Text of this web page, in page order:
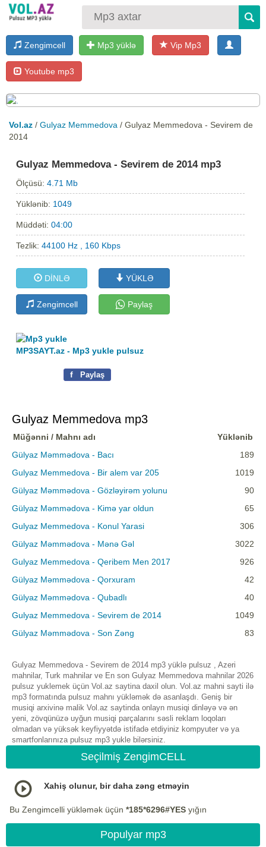
Zengimcell Mp3 yüklə Vip Mp3
Youtube mp3
Vol.az / Gulyaz Memmedova / Gulyaz Memmedova - Sevirem de
2014
Gulyaz Memmedova - Sevirem de 2014 mp3
Ölçüsü:4.71 Mb
Yüklənib: 1049
Müddəti:04:00
Tezlik:44100 Hz , 160 Kbps
DİNLƏ YÜKLƏ
Zengimcell Paylaş
MP3SAYT.az - Mp3 yukle pulsuz
f Paylaş
Gulyaz Memmedova mp3
Müğənni / Mahnı adı
Yüklənib
Gülyaz Məmmədova - Bacı
189
Gulyaz Memmedova - Bir alem var 205
1019
Gülyaz Məmmədova - Gözləyirəm yolunu
90
Gülyaz Məmmədova - Kimə yar oldun
65
Gulyaz Memmedova - Konul Yarasi
306
Gülyaz Məmmədova - Mənə Gəl
3022
Gulyaz Memmedova - Qeribem Men 2017
926
Gülyaz Məmmədova - Qorxuram
42
Gülyaz Məmmədova - Qubadlı
40
Gulyaz Memmedova - Sevirem de 2014
1049
Gülyaz Məmmədova - Son Zəng
83
Gulyaz Memmedova - Sevirem de 2014 mp3 yüklə pulsuz , Azeri
mahnilar, Turk mahnilar ve En son Gulyaz Memmedova mahnilar 2026
pulsuz yuklemek üçün Vol.az saytina daxil olun. Vol.az mahni sayti ilə
mp3 formatında pulsuz mahnı yükləmək də asanlaşdı. Geniş bir
musiqi arxivinə malik Vol.az saytinda onlayn musiqi dinləyə və ən
yeni, zövqünüzə uyğun musiqi parçalarını səsli reklam loqoları
olmadan və yüksək keyfiyyətdə istifadə etdiyiniz kompyuter və ya
smartfonlarınıza pulsuz mp3 yukle bilərsiniz.
Seçilmiş ZengimCELL
Xahiş olunur, bir daha zəng etməyin
Bu Zengimcelli yükləmək üçün *185*6296#YES yığın
Populyar mp3